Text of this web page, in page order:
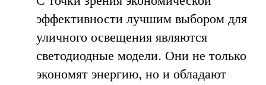
эффективности лучшим выбором для
уличного освещения являются
светодиодные модели. Они не только
экономят энергию, но и обладают